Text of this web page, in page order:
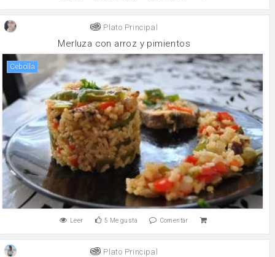
Plato Principal
Merluza con arroz y pimientos
cebolla
Leer 5 Me gusta Comentar
Plato Principal